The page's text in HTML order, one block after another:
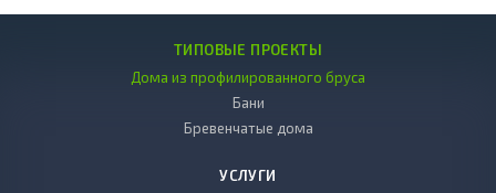
ТИПОВЫЕ ПРОЕКТЫ
Дома из профилированного бруса
Бани
Бревенчатые дома
УСЛУГИ